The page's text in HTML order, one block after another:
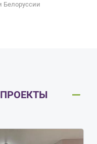
Белоруссии